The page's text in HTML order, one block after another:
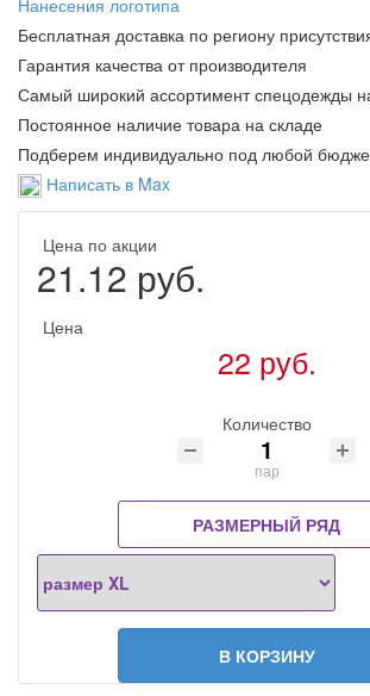
Бесплатная доставка по региону
Гарантия качества от производителя
Самый широкий ассортимент спецодежды
Постоянное наличие товара на складе
Подберем индивидуально под любой
Написать в Max
Цена по акции
21.12 руб.
Цена
22 руб.
Количество
пар
РАЗМЕРНЫЙ РЯД
В КОРЗИНУ